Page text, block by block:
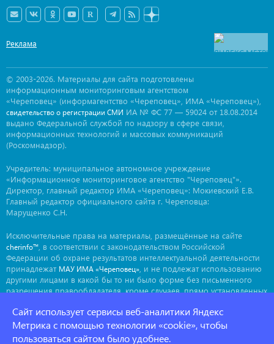
Реклама
© 2003-2026. Материалы для сайта подготовлены
информационным мониторинговым агентством
«Череповец» (информагентство «Череповец», ИМА «Череповец»),
свидетельство о регистрации СМИ ИА № ФС 77 — 59024 от 18.08.2014
выдано Федеральной службой по надзору в сфере связи,
информационных технологий и массовых коммуникаций
(Роскомнадзор).
Учредитель: муниципальное автономное учреждение
«Информационное мониторинговое агентство "Череповец"».
Директор, главный редактор ИМА «Череповец»: Мокиевский Е.В.
Главный редактор официального сайта г. Череповца:
Марущенко С.Н.
Исключительные права на материалы, размещённые на сайте
cherinfo™ , в соответствии с законодательством Российской
Федерации об охране результатов интеллектуальной деятельности
принадлежат МАУ ИМА «Череповец» , и не подлежат использованию
другими лицами в какой бы то ни было форме без письменного
разрешения правообладателя, кроме случаев, прямо установленных
ima@cherinfo.ru. Мнение авторов может не совпадать с мнением
редакции.
При использовании материалов сайтаcherinfo™
Сайт использует сервисы веб-аналитики Яндекс
Метрика с помощью технологии «cookie», чтобы
пользоваться сайтом было удобнее.